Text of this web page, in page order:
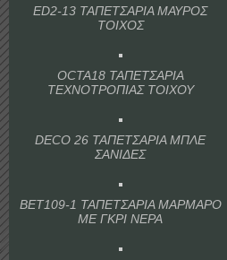
ED2-13 ΤΑΠΕΤΣΑΡΙΑ ΜΑΥΡΟΣ
ΤΟΙΧΟΣ
OCTA18 ΤΑΠΕΤΣΑΡΙΑ
ΤΕΧΝΟΤΡΟΠΙΑΣ ΤΟΙΧΟΥ
DECO 26 ΤΑΠΕΤΣΑΡΙΑ ΜΠΛΕ
ΣΑΝΙΔΕΣ
BET109-1 ΤΑΠΕΤΣΑΡΙΑ ΜΑΡΜΑΡΟ
ΜΕ ΓΚΡΙ ΝΕΡΑ